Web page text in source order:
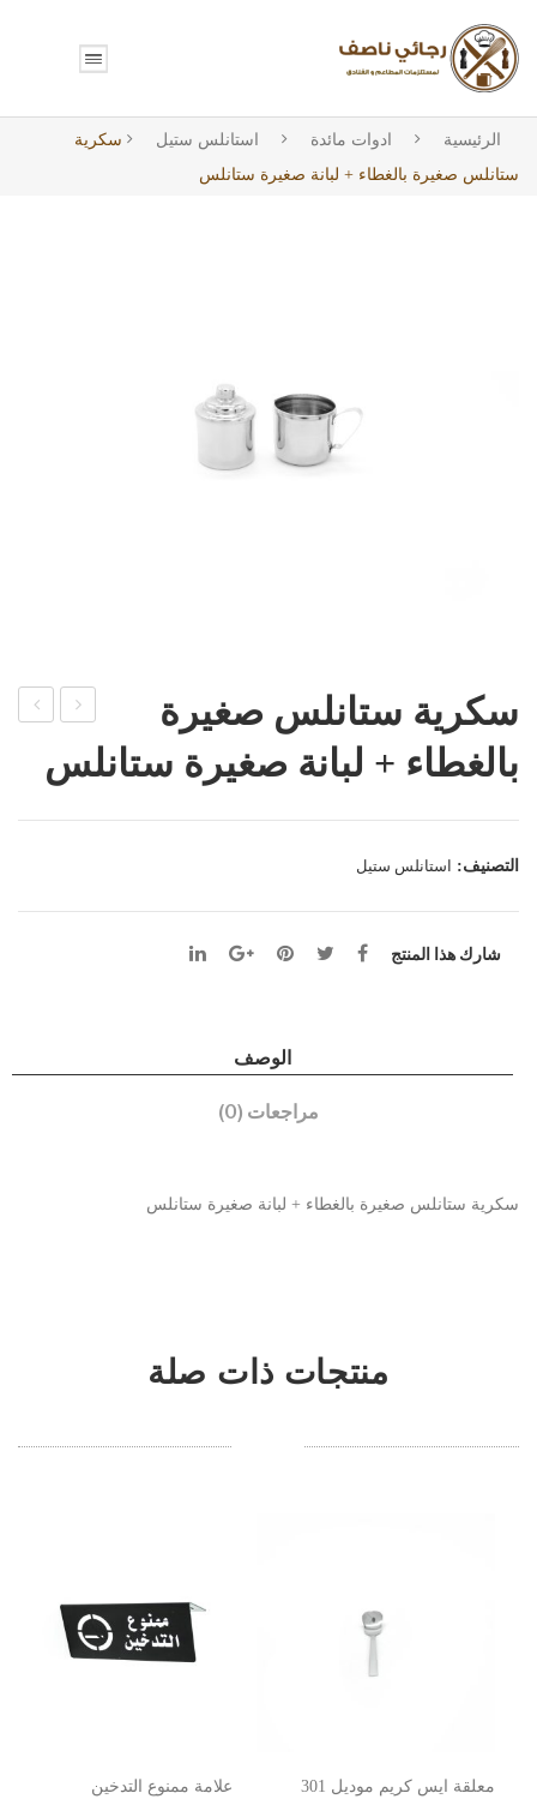
الرئيسية ادوات مائدة استانلس ستيل
سكرية
ستانلس صغيرة بالغطاء + لبانة صغيرة ستانلس
ستان
كور
سكرية ستانلس صغيرة
بالغطاء + لبانة صغيرة ستانلس
التصنيف: استانلس ستيل
شارك هذا المنتج
الوصف
مراجعات (0)
سكرية ستانلس صغيرة بالغطاء + لبانة صغيرة ستانلس
منتجات ذات صلة
علامة ممنوع التدخين معلقة ايس كريم موديل 301